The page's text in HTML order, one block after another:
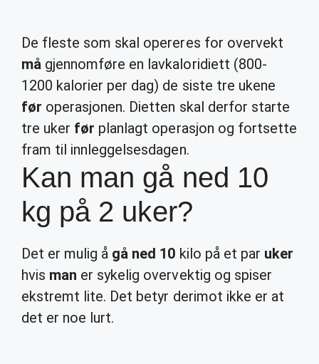
De fleste som skal opereres for overvekt
må gjennomføre en lavkaloridiett (800-
1200 kalorier per dag) de siste tre ukene
før operasjonen. Dietten skal derfor starte
tre uker før planlagt operasjon og fortsette
fram til innleggelsesdagen.
Kan man gå ned 10
kg på 2 uker?
Det er mulig å gå ned 10 kilo på et par uker
hvis man er sykelig overvektig og spiser
ekstremt lite. Det betyr derimot ikke er at
det er noe lurt.